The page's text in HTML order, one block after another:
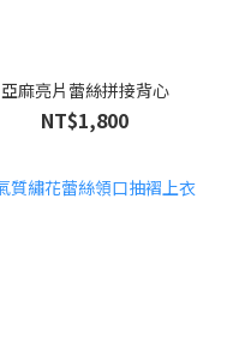
亞麻亮片蕾絲拼接背心
NT$1,800